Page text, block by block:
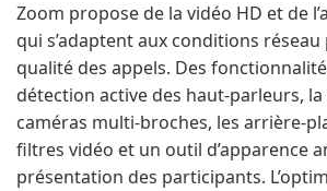
Zoom propose de la vidéo HD et de
qui s’adaptent aux conditions
qualité des appels. Des
détection active des haut-parleurs, la
caméras multi-broches, les arrière-
filtres vidéo et un outil d’apparence
présentation des participants.